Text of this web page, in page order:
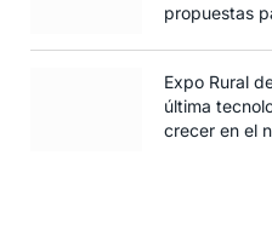
propuestas
Expo Rural
última
crecer en el